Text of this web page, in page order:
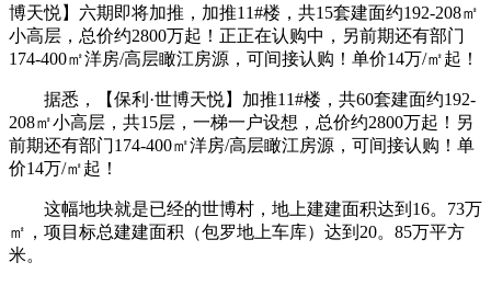
博天悦】六期即将加推，加推11#楼，共15套建面约192-208㎡
小高层，总价约2800万起！正正在认购中，另前期还有部门
174-400㎡洋房/高层瞰江房源，可间接认购！单价14万/㎡起！
据悉，【保利·世博天悦】加推11#楼，共60套建面约192-
208㎡小高层，共15层，一梯一户设想，总价约2800万起！另
前期还有部门174-400㎡洋房/高层瞰江房源，可间接认购！单
价14万/㎡起！
这幅地块就是已经的世博村，地上建建面积达到16。73万
㎡，项目标总建建面积（包罗地上车库）达到20。85万平方
米。